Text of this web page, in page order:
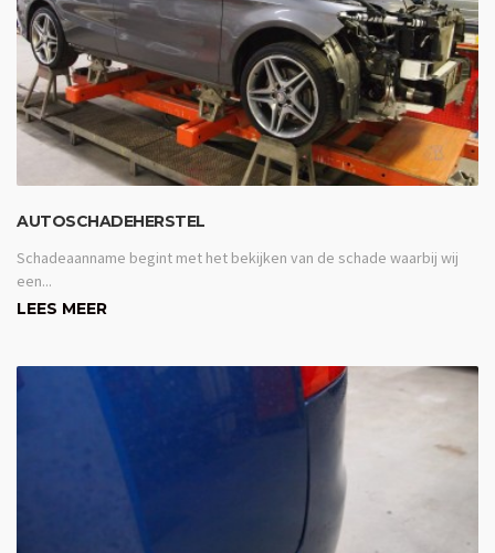
AUTOSCHADEHERSTEL
Schadeaanname begint met het bekijken van de schade waarbij wij
een...
LEES MEER